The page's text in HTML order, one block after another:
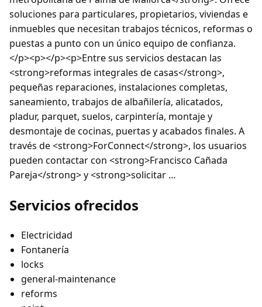
soluciones para particulares, propietarios, viviendas e
inmuebles que necesitan trabajos técnicos, reformas o
puestas a punto con un único equipo de confianza.
</p><p></p><p>Entre sus servicios destacan las
<strong>reformas integrales de casas</strong>,
pequeñas reparaciones, instalaciones completas,
saneamiento, trabajos de albañilería, alicatados,
pladur, parquet, suelos, carpintería, montaje y
desmontaje de cocinas, puertas y acabados finales. A
través de <strong>ForConnect</strong>, los usuarios
pueden contactar con <strong>Francisco Cañada
Pareja</strong> y <strong>solicitar …
Servicios ofrecidos
Electricidad
Fontanería
locks
general-maintenance
reforms